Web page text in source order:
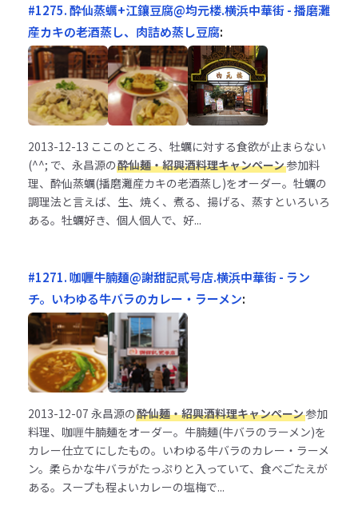
#1275. 酔仙蒸蠣+江鑲豆腐@均元楼.横浜中華街 - 播磨灘
産カキの老酒蒸し、肉詰め蒸し豆腐:
2013-12-13 ここのところ、牡蠣に対する食欲が止まらない
(^^; で、永昌源の酔仙麺・紹興酒料理キャンペーン参加料
理、酔仙蒸蠣(播磨灘産カキの老酒蒸し)をオーダー。牡蠣の
調理法と言えば、生、焼く、煮る、揚げる、蒸すといろいろ
ある。牡蠣好き、個人個人で、好...
#1271. 咖喱牛腩麺@謝甜記貳号店.横浜中華街 - ラン
チ。いわゆる牛バラのカレー・ラーメン:
2013-12-07 永昌源の酔仙麺・紹興酒料理キャンペーン参加
料理、咖喱牛腩麺をオーダー。牛腩麺(牛バラのラーメン)を
カレー仕立てにしたもの。いわゆる牛バラのカレー・ラーメ
ン。柔らかな牛バラがたっぷりと入っていて、食べごたえが
ある。スープも程よいカレーの塩梅で...